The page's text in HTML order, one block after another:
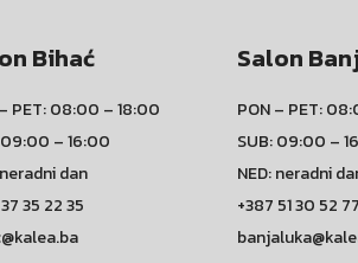
Bihać
PET: 08:00 – 18:00
09:00 – 16:00
dan
35 22 35
Salon
PON – PET:
SUB: 09:00 –
NED: neradni
+387 51 30 52 77